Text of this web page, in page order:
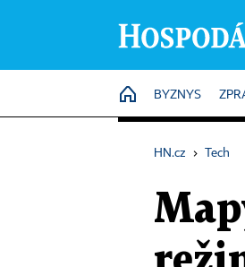
HOME
BYZNYS
HN.cz › Tech